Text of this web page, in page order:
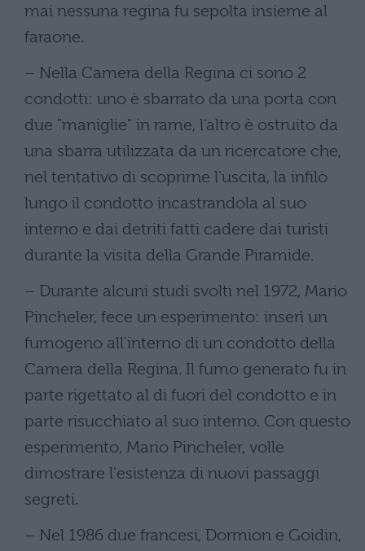
mai nessuna regina fu sepolta insieme al
faraone.
– Nella Camera della Regina ci sono 2
condotti: uno è sbarrato da una porta con
due "maniglie" in rame, l'altro è ostruito da
una sbarra utilizzata da un ricercatore che,
nel tentativo di scoprirne l'uscita, la infilò
lungo il condotto incastrandola al suo
interno e dai detriti fatti cadere dai turisti
durante la visita della Grande Piramide.
– Durante alcuni studi svolti nel 1972, Mario
Pincheler, fece un esperimento: inserì un
fumogeno all'interno di un condotto della
Camera della Regina. Il fumo generato fu in
parte rigettato al di fuori del condotto e in
parte risucchiato al suo interno. Con questo
esperimento, Mario Pincheler, volle
dimostrare l'esistenza di nuovi passaggi
segreti.
– Nel 1986 due francesi, Dormion e Goidin,